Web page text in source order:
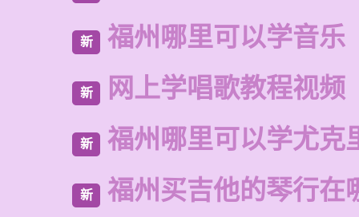
新 福州哪里可以学音乐
新 网上学唱歌教程视频
新 福州哪里可以学尤克
新 福州买吉他的琴行在